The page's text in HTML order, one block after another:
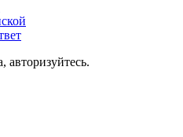
авторизуйтесь.